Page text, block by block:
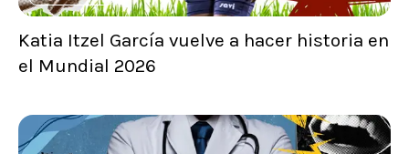
Katia Itzel García vuelve a hacer historia en
el Mundial 2026